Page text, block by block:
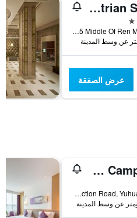
Vienna Hotel Changsha Ifc Pedestrian Street
No.245 Middle Of Ren Min Road, تشانغشا, الصين
عرض الصفقة
7 Days Premium Changsha Environmental Science Park Yuntang Campus
No. 17 East Environmental Protection Road, Yuhua District, تشانغشا, الصين